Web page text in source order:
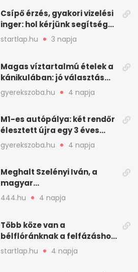
Csípő érzés, gyakori vizelési
inger: hol kérjünk segítséget
felfázás esetén?
startlap.hu 3 napja
Magas víztartalmú ételek a
kánikulában: jó választás
gyerekeknek
gyerekszoba.hu 4 napja
M1-es autópálya: két rendőr
élesztett újra egy 3 éves
kisfiút
gyerekszoba.hu 4 napja
Meghalt Szelényi Iván, a
magyar
társadalomtudomány
meghatározó alakja
444.hu 4 napja
Több köze van a
bélflóránknak a felfázáshoz,
mint hinnénk – Így védhetjük
nyáron a húgyutakat (x)
startlap.hu 4 napja